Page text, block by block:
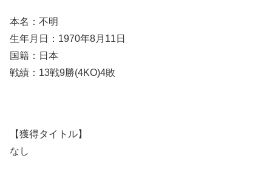
本名：不明
生年月日：1970年8月11日
国籍：日本
戦績：13戦9勝(4KO)4敗
【獲得タイトル】
なし